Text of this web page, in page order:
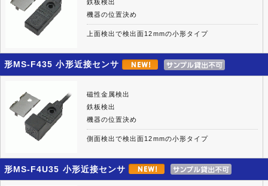
鉄板検出
機器の位置決め
上面検出で検出面12mmの小形タイプ
形MS-F435 小形近接センサ
磁性金属検出
鉄板検出
機器の位置決め
側面検出で検出面12mmの小形タイプ
形MS-F4U35 小形近接センサ